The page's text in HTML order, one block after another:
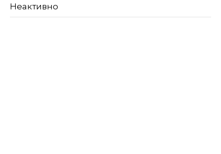
Неактивно